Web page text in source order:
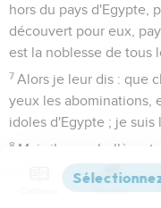
hors du pays d'Egypte,
découvert pour eux,
est la noblesse de tous
7 Alors je leur dis : que
yeux les abominations,
idoles d'Egypte ; je suis
8 Mais ils se rebellèrent
de m'écouter ; pas un
abominations, ni ne
Versions